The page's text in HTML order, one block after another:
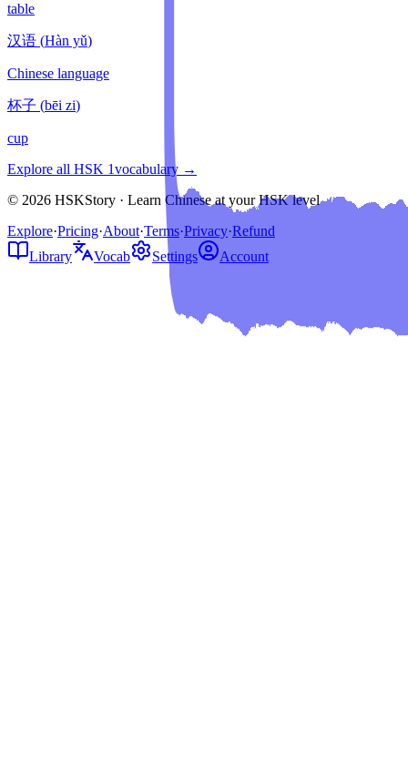
table
汉语 (Hàn yǔ)
Chinese language
杯子 (bēi zi)
cup
Explore all HSK 1vocabulary →
© 2026 HSKStory · Learn Chinese at your HSK level
Explore·Pricing·About·Terms·Privacy·Refund
Library
Vocab Settings Account